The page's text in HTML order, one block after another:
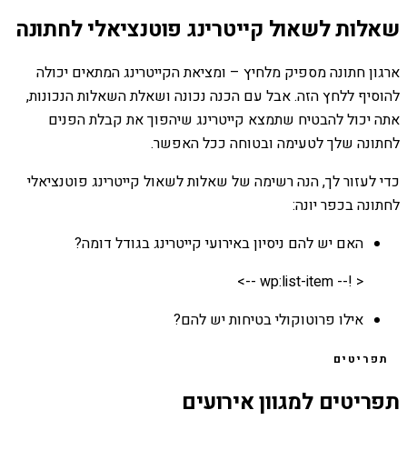
שאלות לשאול קייטרינג פוטנציאלי לחתונה
ארגון חתונה מספיק מלחיץ – ומציאת הקייטרינג המתאים יכולה
להוסיף ללחץ הזה. אבל עם הכנה נכונה ושאלת השאלות הנכונות,
אתה יכול להבטיח שתמצא קייטרינג שיהפוך את קבלת הפנים
לחתונה שלך לטעימה ובטוחה ככל האפשר.
כדי לעזור לך, הנה רשימה של שאלות לשאול קייטרינג פוטנציאלי
לחתונה בכפר יונה:
האם יש להם ניסיון באירועי קייטרינג בגודל דומה?
< !-- wp:list-item -->
אילו פרוטוקולי בטיחות יש להם?
תפריטים
תפריטים למגוון אירועים